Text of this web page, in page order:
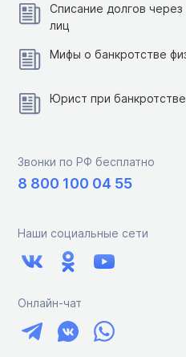
Списание долгов через
лиц
Мифы о банкротстве
Юрист при банкротстве
Звонки по РФ бесплатно
8 800 100 04 55
Наши социальные сети
Онлайн-чат